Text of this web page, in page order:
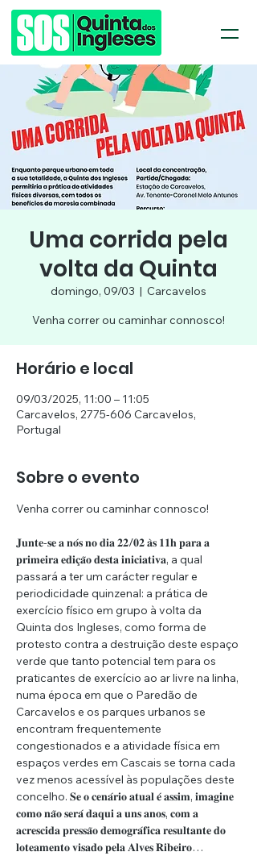
Uma corrida pela
volta da Quinta
domingo, 09/03
  |
Carcavelos
Venha correr ou caminhar connosco!
Horário e local
09/03/2025, 11:00 – 11:05
Carcavelos, 2775-606 Carcavelos,
Portugal
Sobre o evento
Venha correr ou caminhar connosco!
𝐉𝐮𝐧𝐭𝐞-𝐬𝐞 𝐚 𝐧𝐨́𝐬 𝐧𝐨 𝐝𝐢𝐚 𝟐𝟐/𝟎𝟐 𝐚̀𝐬 𝟏𝟏𝐡 𝐩𝐚𝐫𝐚 𝐚
𝐩𝐫𝐢𝐦𝐞𝐢𝐫𝐚 𝐞𝐝𝐢𝐜̧𝐚̃𝐨 𝐝𝐞𝐬𝐭𝐚 𝐢𝐧𝐢𝐜𝐢𝐚𝐭𝐢𝐯𝐚, a qual
passará a ter um carácter regular e
periodicidade quinzenal: a prática de
exercício físico em grupo à volta da
Quinta dos Ingleses, como forma de
protesto contra a destruição deste espaço
verde que tanto potencial tem para os
praticantes de exercício ao ar livre na linha,
numa época em que o Paredão de
Carcavelos e os parques urbanos se
encontram frequentemente
congestionados e a atividade física em
espaços verdes em Cascais se torna cada
vez menos acessível às populações deste
concelho. 𝐒𝐞 𝐨 𝐜𝐞𝐧𝐚́𝐫𝐢𝐨 𝐚𝐭𝐮𝐚𝐥 𝐞́ 𝐚𝐬𝐬𝐢𝐦, 𝐢𝐦𝐚𝐠𝐢𝐧𝐞
𝐜𝐨𝐦𝐨 𝐧𝐚̃𝐨 𝐬𝐞𝐫𝐚́ 𝐝𝐚𝐪𝐮𝐢 𝐚 𝐮𝐧𝐬 𝐚𝐧𝐨𝐬, 𝐜𝐨𝐦 𝐚
𝐚𝐜𝐫𝐞𝐬𝐜𝐢𝐝𝐚 𝐩𝐫𝐞𝐬𝐬𝐚̃𝐨 𝐝𝐞𝐦𝐨𝐠𝐫𝐚́𝐟𝐢𝐜𝐚 𝐫𝐞𝐬𝐮𝐥𝐭𝐚𝐧𝐭𝐞 𝐝𝐨
𝐥𝐨𝐭𝐞𝐚𝐦𝐞𝐧𝐭𝐨 𝐯𝐢𝐬𝐚𝐝𝐨 𝐩𝐞𝐥𝐚 𝐀𝐥𝐯𝐞𝐬 𝐑𝐢𝐛𝐞𝐢𝐫𝐨…